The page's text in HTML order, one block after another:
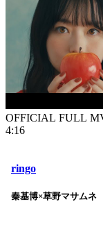
OFFICIAL FULL
4:16
ringo
秦基博×草野マサムネ